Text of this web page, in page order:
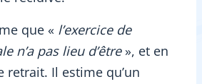
que « l’exercice de
n’a pas lieu d’être », et en
retrait. Il estime qu’un